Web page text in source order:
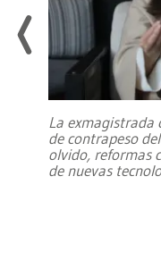
La exmagistrada
de contrapeso
olvido, reformas
de nuevas